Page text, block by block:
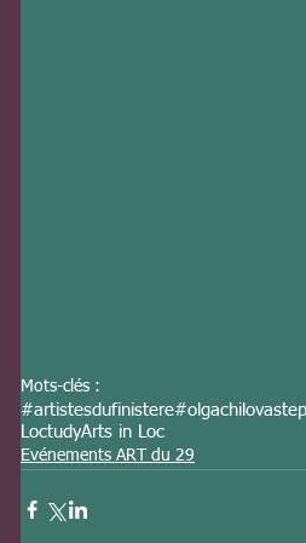
Mots-clés :
#artistesdufinistere
LoctudyArts in Loc
Evénements ART du 29